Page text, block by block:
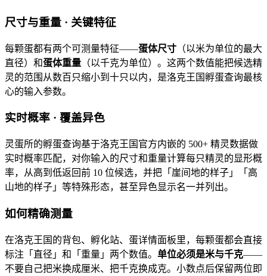
尺寸与重量 · 关键特征
每颗蛋都有两个可测量特征——蛋体尺寸 （以米为单位的最大
直径）和蛋体重量 （以千克为单位）。这两个数值能把候选精
灵的范围从数百只缩小到十只以内，是洛克王国孵蛋查询最核
心的输入参数。
实时概率 · 覆盖异色
灵蛋所的孵蛋查询基于洛克王国官方内嵌的 500+ 精灵数据做
实时概率匹配，对你输入的尺寸和重量计算每只精灵的显形概
率，从高到低返回前 10 位候选，并把「崖间地的样子」「高
山地的样子」等特殊形态，甚至异色显示名一并列出。
如何精确测量
在洛克王国的背包、孵化站、蛋详情面板里，每颗蛋都会直接
标注「直径」和「重量」两个数值。 单位必须是米与千克——
不要自己把米换成厘米、把千克换成克。小数点后保留两位即